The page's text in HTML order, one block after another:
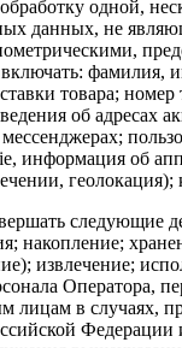
одной,
данных, не
фамилия,
товара; номер
об адресах
информация об
геолокация);
следующие
накопление;
извлечение;
Оператора,
лицам в случаях,
Федерации